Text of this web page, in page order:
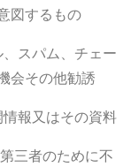
図するもの
スパム、チェー
会その他勧誘
報又はその資料
三者のために不